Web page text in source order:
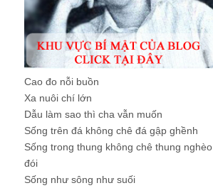
Cao đo nỗi buồn
Xa nuôi chí lớn
Dẫu làm sao thì cha vẫn muốn
Sống trên đá không chê đá gập ghềnh
Sống trong thung không chê thung nghèo
đói
Sống như sông như suối